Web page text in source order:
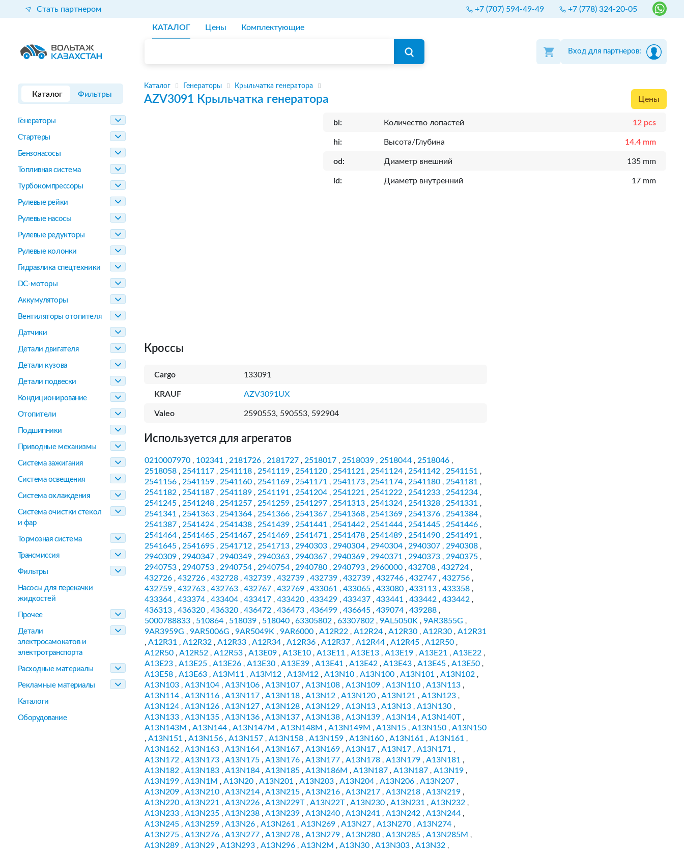
Стать партнером +7 (707) 594-49-49 +7 (778) 324-20-05
КАТАЛОГ Цены Комплектующие
Вход для партнеров:
Каталог Фильтры
Генераторы
Стартеры
Бензонасосы
Топливная система
Турбокомпрессоры
Рулевые рейки
Рулевые насосы
Рулевые редукторы
Рулевые колонки
Гидравлика спецтехники
DC-моторы
Аккумуляторы
Вентиляторы отопителя
Датчики
Детали двигателя
Детали кузова
Детали подвески
Кондиционирование
Отопители
Подшипники
Приводные механизмы
Система зажигания
Система освещения
Система охлаждения
Система очистки стекол
и фар
Тормозная система
Трансмиссия
Фильтры
Насосы для перекачки
жидкостей
Прочее
Детали
электросамокатов и
электротранспорта
Расходные материалы
Рекламные материалы
Каталоги
Оборудование
Каталог Генераторы Крыльчатка генератора
AZV3091 Крыльчатка генератора Цены
bl: Количество лопастей 12 pcs
hi: Высота/Глубина 14.4 mm
od: Диаметр внешний 135 mm
id: Диаметр внутренний 17 mm
Кроссы
Cargo 133091
KRAUF AZV3091UX
Valeo 2590553, 590553, 592904
Используется для агрегатов
0210007970 , 102341 , 2181726 , 2181727 , 2518017 , 2518039 , 2518044 , 2518046 ,
2518058 , 2541117 , 2541118 , 2541119 , 2541120 , 2541121 , 2541124 , 2541142 , 2541151 ,
2541156 , 2541159 , 2541160 , 2541169 , 2541171 , 2541173 , 2541174 , 2541180 , 2541181 ,
2541182 , 2541187 , 2541189 , 2541191 , 2541204 , 2541221 , 2541222 , 2541233 , 2541234 ,
2541245 , 2541248 , 2541257 , 2541259 , 2541297 , 2541313 , 2541324 , 2541328 , 2541331 ,
2541341 , 2541363 , 2541364 , 2541366 , 2541367 , 2541368 , 2541369 , 2541376 , 2541384 ,
2541387 , 2541424 , 2541438 , 2541439 , 2541441 , 2541442 , 2541444 , 2541445 , 2541446 ,
2541464 , 2541465 , 2541467 , 2541469 , 2541471 , 2541478 , 2541489 , 2541490 , 2541491 ,
2541645 , 2541695 , 2541712 , 2541713 , 2940303 , 2940304 , 2940304 , 2940307 , 2940308 ,
2940309 , 2940347 , 2940349 , 2940363 , 2940367 , 2940369 , 2940371 , 2940373 , 2940375 ,
2940753 , 2940753 , 2940754 , 2940754 , 2940780 , 2940793 , 2960000 , 432708 , 432724 ,
432726 , 432726 , 432728 , 432739 , 432739 , 432739 , 432739 , 432746 , 432747 , 432756 ,
432759 , 432763 , 432763 , 432767 , 432769 , 433061 , 433065 , 433080 , 433113 , 433358 ,
433364 , 433374 , 433404 , 433417 , 433420 , 433429 , 433437 , 433441 , 433442 , 433442 ,
436313 , 436320 , 436320 , 436472 , 436473 , 436499 , 436645 , 439074 , 439288 ,
5000788833 , 510864 , 518039 , 518040 , 63305802 , 63307802 , 9AL5050K , 9AR3855G ,
9AR3959G , 9AR5006G , 9AR5049K , 9AR6000 , A12R22 , A12R24 , A12R30 , A12R30 , A12R31
, A12R31 , A12R32 , A12R33 , A12R34 , A12R36 , A12R37 , A12R44 , A12R45 , A12R50 ,
A12R50 , A12R52 , A12R53 , A13E09 , A13E10 , A13E11 , A13E13 , A13E19 , A13E21 , A13E22 ,
A13E23 , A13E25 , A13E26 , A13E30 , A13E39 , A13E41 , A13E42 , A13E43 , A13E45 , A13E50 ,
A13E58 , A13E63 , A13M11 , A13M12 , A13M12 , A13N10 , A13N100 , A13N101 , A13N102 ,
A13N103 , A13N104 , A13N106 , A13N107 , A13N108 , A13N109 , A13N110 , A13N113 ,
A13N114 , A13N116 , A13N117 , A13N118 , A13N12 , A13N120 , A13N121 , A13N123 ,
A13N124 , A13N126 , A13N127 , A13N128 , A13N129 , A13N13 , A13N13 , A13N130 ,
A13N133 , A13N135 , A13N136 , A13N137 , A13N138 , A13N139 , A13N14 , A13N140T ,
A13N143M , A13N144 , A13N147M , A13N148M , A13N149M , A13N15 , A13N150 , A13N150
, A13N151 , A13N156 , A13N157 , A13N158 , A13N159 , A13N160 , A13N161 , A13N161 ,
A13N162 , A13N163 , A13N164 , A13N167 , A13N169 , A13N17 , A13N17 , A13N171 ,
A13N172 , A13N173 , A13N175 , A13N176 , A13N177 , A13N178 , A13N179 , A13N181 ,
A13N182 , A13N183 , A13N184 , A13N185 , A13N186M , A13N187 , A13N187 , A13N19 ,
A13N199 , A13N1M , A13N20 , A13N201 , A13N203 , A13N204 , A13N206 , A13N207 ,
A13N209 , A13N210 , A13N214 , A13N215 , A13N216 , A13N217 , A13N218 , A13N219 ,
A13N220 , A13N221 , A13N226 , A13N229T , A13N22T , A13N230 , A13N231 , A13N232 ,
A13N233 , A13N235 , A13N238 , A13N239 , A13N240 , A13N241 , A13N242 , A13N244 ,
A13N245 , A13N259 , A13N26 , A13N261 , A13N269 , A13N27 , A13N270 , A13N274 ,
A13N275 , A13N276 , A13N277 , A13N278 , A13N279 , A13N280 , A13N285 , A13N285M ,
A13N289 , A13N29 , A13N293 , A13N296 , A13N2M , A13N30 , A13N303 , A13N32 ,